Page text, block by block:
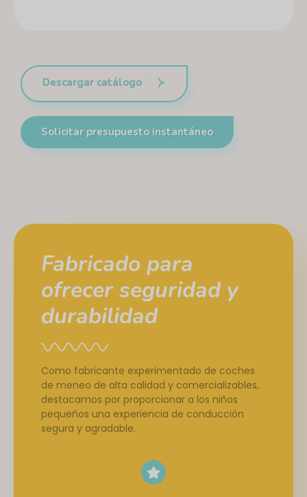
Descargar catálogo
Solicitar presupuesto instantáneo
Fabricado para
ofrecer seguridad y
durabilidad
Como fabricante experimentado de coches
de meneo de alta calidad y comercializables,
destacamos por proporcionar a los niños
pequeños una experiencia de conducción
segura y agradable.